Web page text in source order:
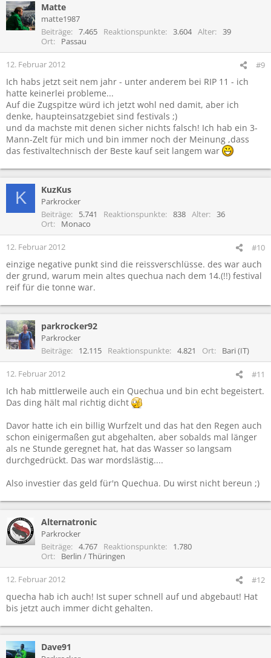
Matte
matte1987
Beiträge
7.465 Reaktionspunkte 3.604 Alter
39
Ort
Passau
12. Februar 2012 #9
Ich habs jetzt seit nem jahr - unter anderem bei RIP 11 - ich
hatte keinerlei probleme...
Auf die Zugspitze würd ich jetzt wohl ned damit, aber ich
denke, haupteinsatzgebiet sind festivals ;)
und da machste mit denen sicher nichts falsch! Ich hab ein 3-
Mann-Zelt für mich und bin immer noch der Meinung ,dass
das festivaltechnisch der Beste kauf seit langem war
K KuzKus
Parkrocker
Beiträge
5.741 Reaktionspunkte 838 Alter
36
Ort
Monaco
12. Februar 2012 #10
einzige negative punkt sind die reissverschlüsse. des war auch
der grund, warum mein altes quechua nach dem 14.(!!) festival
reif für die tonne war.
parkrocker92
Parkrocker
Beiträge
12.115 Reaktionspunkte 4.821 Ort Bari (IT)
12. Februar 2012 #11
Ich hab mittlerweile auch ein Quechua und bin echt begeistert.
Das ding hält mal richtig dicht
Davor hatte ich ein billig Wurfzelt und das hat den Regen auch
schon einigermaßen gut abgehalten, aber sobalds mal länger
als ne Stunde geregnet hat, hat das Wasser so langsam
durchgedrückt. Das war mordslästig....
Also investier das geld für'n Quechua. Du wirst nicht bereun ;)
Alternatronic
Parkrocker
Beiträge
4.767 Reaktionspunkte
1.780
Ort
Berlin / Thüringen
12. Februar 2012 #12
quecha hab ich auch! Ist super schnell auf und abgebaut! Hat
bis jetzt auch immer dicht gehalten.
Dave91